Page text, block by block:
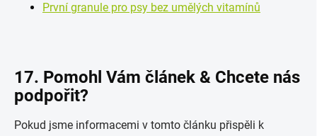
První granule pro psy bez umělých vitamínů
17. Pomohl Vám článek & Chcete nás
podpořit?
Pokud jsme informacemi v tomto článku přispěli k